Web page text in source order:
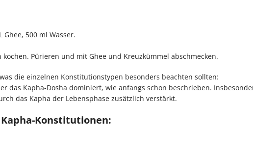
500 ml Wasser.
Pürieren und mit Ghee und Kreuzkümmel abschmecken.
die einzelnen Konstitutionstypen besonders beachten sollten:
das Kapha-Dosha dominiert, wie anfangs schon beschrieben.
das Kapha der Lebensphase zusätzlich verstärkt.
Konstitutionen: